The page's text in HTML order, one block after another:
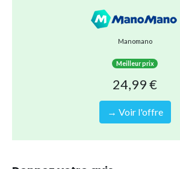
Facile à utiliser, peut
pratique de maintenir l'équilibre lors de
Bouée,
Manomano
Meilleur prix
24,99 €
→ Voir l'offre